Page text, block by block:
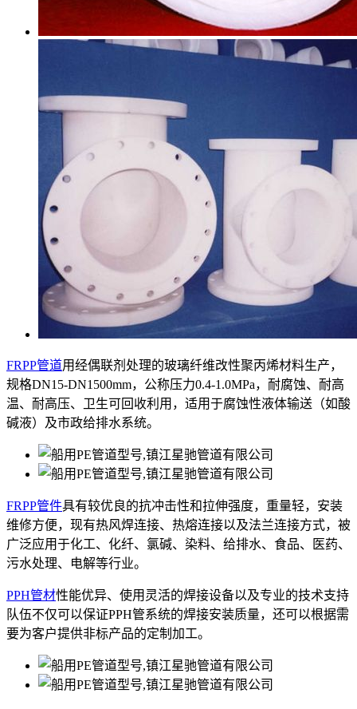
FRPP管道用经偶联剂处理的玻璃纤维改性聚丙烯材料生产，
规格DN15-DN1500mm，公称压力0.4-1.0MPa，耐腐蚀、耐高
温、耐高压、卫生可回收利用，适用于腐蚀性液体输送（如酸
碱液）及市政给排水系统。
FRPP管件具有较优良的抗冲击性和拉伸强度，重量轻，安装
维修方便，现有热风焊连接、热熔连接以及法兰连接方式，被
广泛应用于化工、化纤、氯碱、染料、给排水、食品、医药、
污水处理、电解等行业。
PPH管材性能优异、使用灵活的焊接设备以及专业的技术支持
队伍不仅可以保证PPH管系统的焊接安装质量，还可以根据需
要为客户提供非标产品的定制加工。